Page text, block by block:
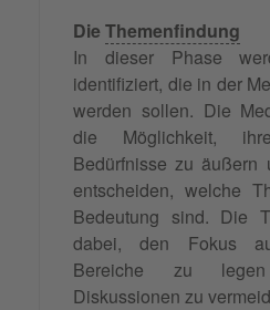
Die Themenfindung
In dieser Phase
identifiziert, die in der
werden sollen. Die
die Möglichkeit,
Bedürfnisse zu äußern
entscheiden, welche
Bedeutung sind. Die
dabei, den Fokus
Bereiche zu
Diskussionen zu